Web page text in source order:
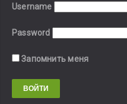
Username
Password
Запомнить меня